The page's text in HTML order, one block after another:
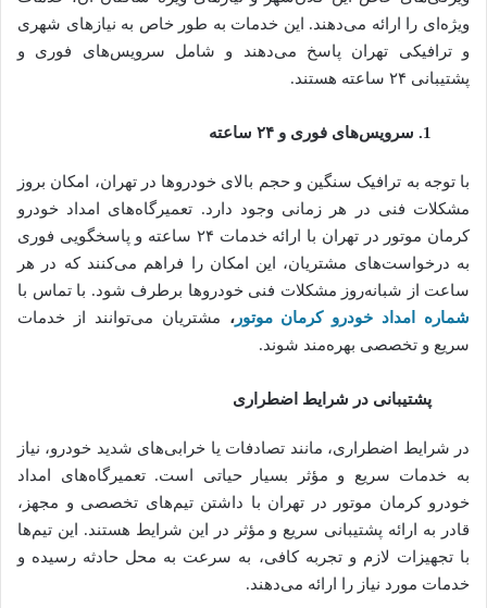
ویژه‌ای را ارائه می‌دهند. این خدمات به طور خاص به نیازهای شهری
و ترافیکی تهران پاسخ می‌دهند و شامل سرویس‌های فوری و
پشتیبانی ۲۴ ساعته هستند.
1
. سرویس‌های فوری و ۲۴ ساعته
با توجه به ترافیک سنگین و حجم بالای خودروها در تهران، امکان بروز
مشکلات فنی در هر زمانی وجود دارد. تعمیرگاه‌های امداد خودرو
کرمان موتور در تهران با ارائه خدمات ۲۴ ساعته و پاسخگویی فوری
به درخواست‌های مشتریان، این امکان را فراهم می‌کنند که در هر
ساعت از شبانه‌روز مشکلات فنی خودروها برطرف شود. با تماس با
شماره امداد خودرو کرمان موتور، مشتریان می‌توانند از خدمات
سریع و تخصصی بهره‌مند شوند.
پشتیبانی در شرایط اضطراری
در شرایط اضطراری، مانند تصادفات یا خرابی‌های شدید خودرو، نیاز
به خدمات سریع و مؤثر بسیار حیاتی است. تعمیرگاه‌های امداد
خودرو کرمان موتور در تهران با داشتن تیم‌های تخصصی و مجهز،
قادر به ارائه پشتیبانی سریع و مؤثر در این شرایط هستند. این تیم‌ها
با تجهیزات لازم و تجربه کافی، به سرعت به محل حادثه رسیده و
خدمات مورد نیاز را ارائه می‌دهند.